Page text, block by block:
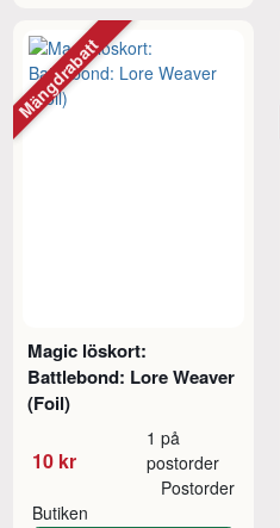
Magic löskort:
Battlebond: Lore Weaver
(Foil)
10 kr
1 på
postorder
Butiken
Postorder
Mängdrabatt